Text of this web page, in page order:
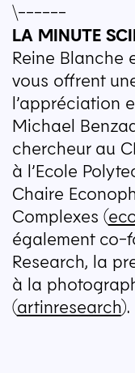
\------
LA MINUTE
Reine Blanche
vous offrent
l’appréciation
Michael
chercheur au
à l’Ecole
Chaire
Complexes (
également co-
Research, la
à la
(artinresearch).